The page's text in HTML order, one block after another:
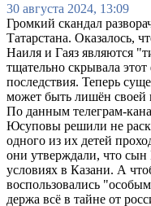
30 августа 2024, 13:09
Громкий скандал
Татарстана. Оказалось,
Наиля и Гаяз являются
тщательно скрывала
последствия. Теперь
может быть лишён своей
По данным телеграм-
Юсуповы решили не
одного из их детей
они утверждали, что сын
условиях в Казани. А
воспользовались
держа всё в тайне от